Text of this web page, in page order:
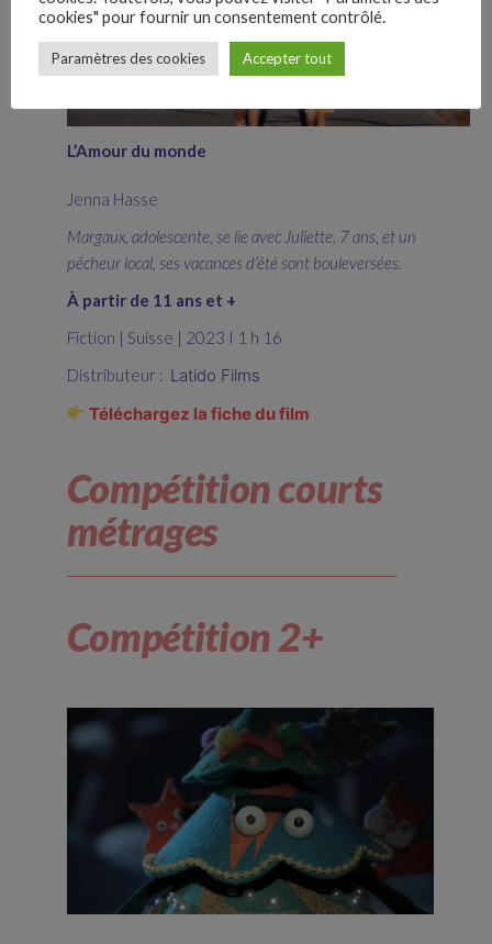
Follow Us
L’Amour du monde
Jenna Hasse
Margaux, adolescente, se lie avec Juliette, 7 ans, et un
pêcheur local, ses vacances d’été sont bouleversées.
À partir de 11 ans et +
Fiction | Suisse | 2023 I 1 h 16
Distributeur : Latido Films
Téléchargez la fiche du film
Compétition courts
métrages
Compétition 2+
cookies" pour fournir un consentement contrôlé.
Paramètres des cookies Accepter tout